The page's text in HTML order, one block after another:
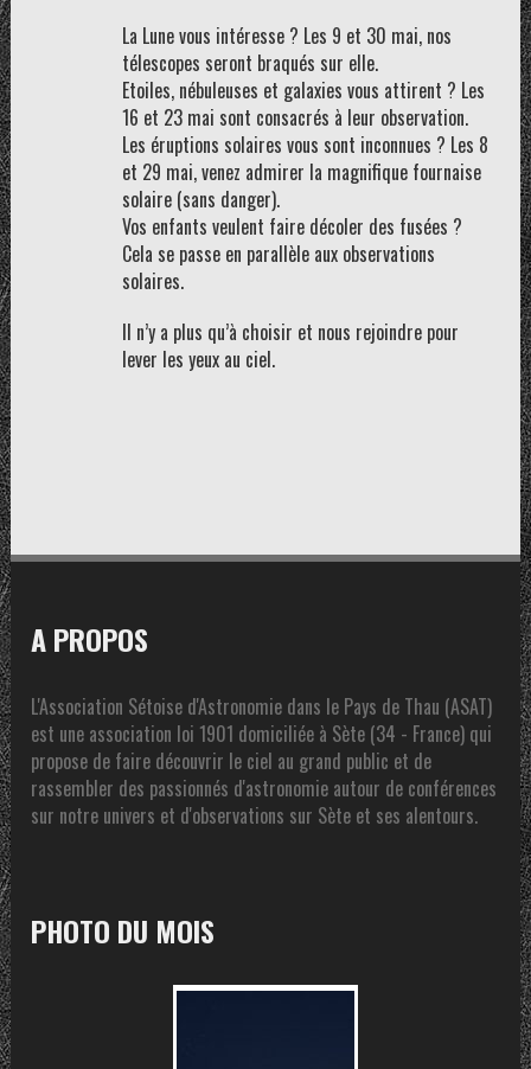
La Lune vous intéresse ? Les 9 et 30 mai, nos
télescopes seront braqués sur elle.
Etoiles, nébuleuses et galaxies vous attirent ? Les
16 et 23 mai sont consacrés à leur observation.
Les éruptions solaires vous sont inconnues ? Les 8
et 29 mai, venez admirer la magnifique fournaise
solaire (sans danger).
Vos enfants veulent faire décoler des fusées ?
Cela se passe en parallèle aux observations
solaires.
Il n’y a plus qu’à choisir et nous rejoindre pour
lever les yeux au ciel.
A PROPOS
L'Association Sétoise d'Astronomie dans le Pays de Thau (ASAT)
est une association loi 1901 domiciliée à Sète (34 - France) qui
propose de faire découvrir le ciel au grand public et de
rassembler des passionnés d'astronomie autour de conférences
sur notre univers et d'observations sur Sète et ses alentours.
PHOTO DU MOIS